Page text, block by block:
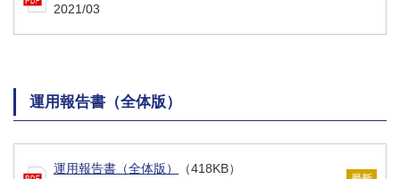
2021/03
運用報告書（全体版）
運用報告書（全体版）
（418KB）